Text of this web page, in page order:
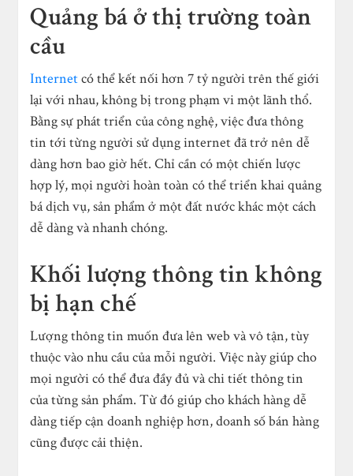
Quảng bá ở thị trường toàn
cầu
Internetcó thể kết nối hơn 7 tỷ người trên thế giới
lại với nhau, không bị trong phạm vi một lãnh thổ.
Bằng sự phát triển của công nghệ, việc đưa thông
tin tới từng người sử dụng internet đã trở nên dễ
dàng hơn bao giờ hết. Chỉ cần có một chiến lược
hợp lý, mọi người hoàn toàn có thể triển khai quảng
bá dịch vụ, sản phẩm ở một đất nước khác một cách
dễ dàng và nhanh chóng.
Khối lượng thông tin không
bị hạn chế
Lượng thông tin muốn đưa lên web và vô tận, tùy
thuộc vào nhu cầu của mỗi người. Việc này giúp cho
mọi người có thể đưa đầy đủ và chi tiết thông tin
của từng sản phẩm. Từ đó giúp cho khách hàng dễ
dàng tiếp cận doanh nghiệp hơn, doanh số bán hàng
cũng được cải thiện.